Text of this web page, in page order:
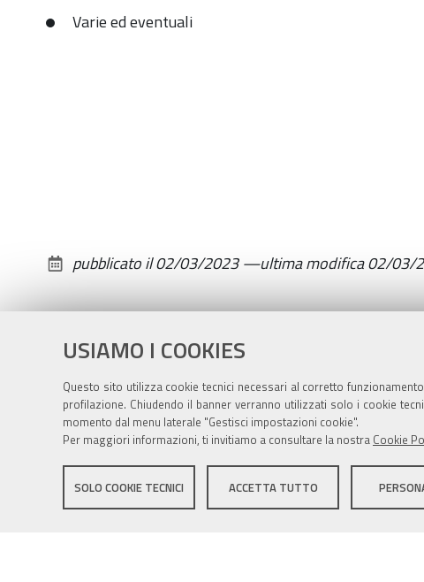
USIAMO I COOKIES
Questo sito utilizza cookie tecnici necessari al corretto
profilazione. Chiudendo il banner verranno utilizzati solo i cookie
momento dal menu laterale "Gestisci impostazioni cookie".
Per maggiori informazioni, ti invitiamo a consultare la nostra Cookie
SOLO COOKIE TECNICI ACCETTA TUTTO
16-
il
03-
2023-
03-
16T19:45:00+01:00
18,15
Varie ed eventuali
pubblicato il02/03/2023—ultima modifica02/03/
Sito istituzionale Comune di Zola Predosa